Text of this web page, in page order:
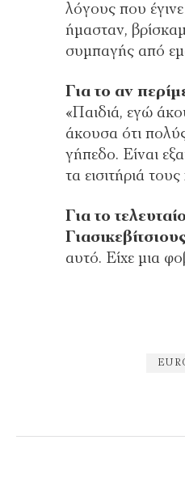
λόγους που
ήμασταν,
συμπαγής από
Για το αν
«Παιδιά, εγώ
άκουσα ότι
γήπεδο. Είναι
τα εισιτήριά
Για το
αυτό. Είχε μια